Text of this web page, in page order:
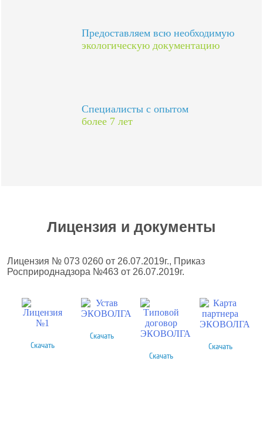
Предоставляем всю необходимую
экологическую документацию
Специалисты с опытом
более 7 лет
Лицензия и документы
Лицензия № 073 0260 от 26.07.2019г., Приказ
Росприроднадзора №463 от 26.07.2019г.
Скачать
Скачать
Скачать
Скачать